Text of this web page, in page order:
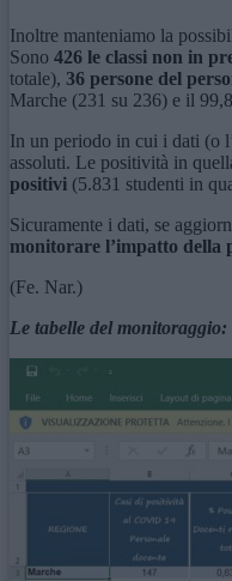
Inoltre manteniamo la
Sono 426 le classi non in
totale), 36 persone del
Marche (231 su 236) e il
In un periodo in cui i dati (o
assoluti. Le positività in
positivi (5.831 studenti in
Sicuramente i dati, se
monitorare l’impatto della
(Fe. Nar.)
Le tabelle del monitoraggio: